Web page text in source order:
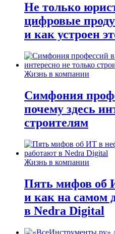
Не только
цифровые
и как устроен
Жизнь в компании
Симфония
почему здесь
строителям
Жизнь в компании
Пять мифов об
и как на самом
в Nedra Digital